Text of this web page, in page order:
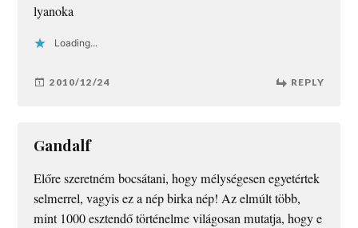
lyanoka
Loading...
2010/12/24 REPLY
Gandalf
Előre szeretném bocsátani, hogy mélységesen egyetértek
selmerrel, vagyis ez a nép birka nép! Az elmúlt több,
mint 1000 esztendő történelme világosan mutatja, hogy e